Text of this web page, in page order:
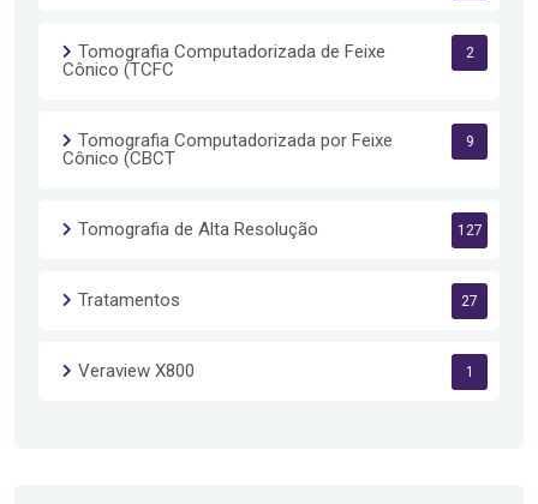
Tomografia Computadorizada de Feixe
Cônico (TCFC
2
Tomografia Computadorizada por Feixe
Cônico (CBCT
9
Tomografia de Alta Resolução 127
Tratamentos 27
Veraview X800 1